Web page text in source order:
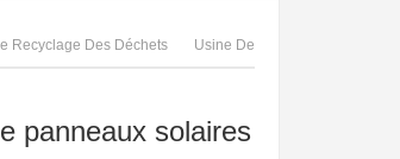
Recyclage Des Déchets Usine De
panneaux solaires